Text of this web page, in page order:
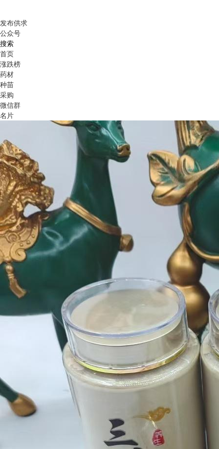
发布供求
公众号
搜索
首页
涨跌榜
药材
种苗
采购
微信群
名片